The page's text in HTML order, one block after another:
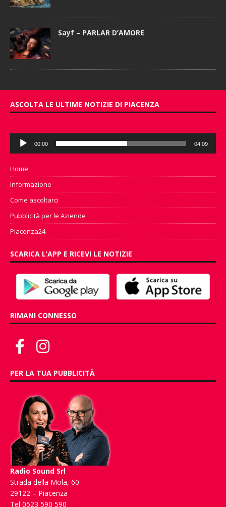
Sayf – PARLAR D’AMORE
ASCOLTA LE ULTIME NOTIZIE DI PIACENZA
Audio
Player
00:00 04:09
Home
Informazione
Come ascoltarci
Pubblicità per le Aziende
Piacenza24
SCARICA L’APP E RICEVI LE NOTIZIE
RIMANI CONNESSO
PER LA TUA PUBBLICITÀ
Radio Sound Srl
Strada della Mola, 60
29122 – Piacenza
Tel 0523 590 590